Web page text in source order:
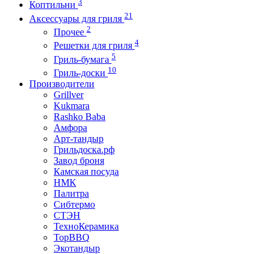
Коптильни
Аксессуары для гриля 21
Прочее 2
Решетки для гриля 4
Гриль-бумага 5
Гриль-доски 10
Производители
Grillver
Kukmara
Rashko Baba
Амфора
Арт-тандыр
Грильдоска.рф
Завод броня
Камская посуда
НМК
Палитра
Сибтермо
СТЭН
ТехноКерамика
ТорBBQ
Экотандыр